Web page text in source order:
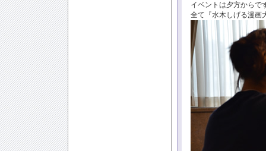
イベントは夕方からで
全て『水木しげる漫画